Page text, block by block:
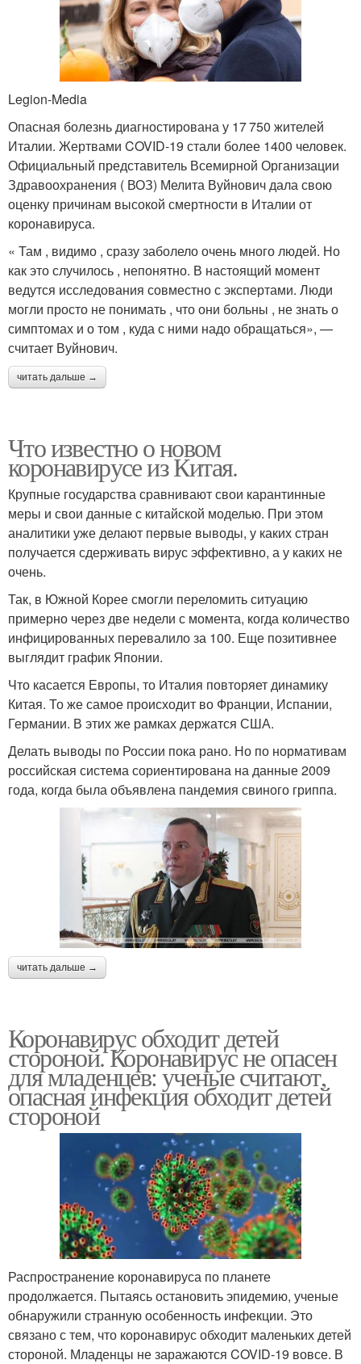
Legion-Media
Опасная болезнь диагностирована у 17 750 жителей
Италии. Жертвами COVID-19 стали более 1400 человек.
Официальный представитель Всемирной Организации
Здравоохранения ( ВОЗ) Мелита Вуйнович дала свою
оценку причинам высокой смертности в Италии от
коронавируса.
« Там , видимо , сразу заболело очень много людей. Но
как это случилось , непонятно. В настоящий момент
ведутся исследования совместно с экспертами. Люди
могли просто не понимать , что они больны , не знать о
симптомах и о том , куда с ними надо обращаться», —
считает Вуйнович.
читать дальше →
Что известно о новом
коронавирусе из Китая.
Крупные государства сравнивают свои карантинные
меры и свои данные с китайской моделью. При этом
аналитики уже делают первые выводы, у каких стран
получается сдерживать вирус эффективно, а у каких не
очень.
Так, в Южной Корее смогли переломить ситуацию
примерно через две недели с момента, когда количество
инфицированных перевалило за 100. Еще позитивнее
выглядит график Японии.
Что касается Европы, то Италия повторяет динамику
Китая. То же самое происходит во Франции, Испании,
Германии. В этих же рамках держатся США.
Делать выводы по России пока рано. Но по нормативам
российская система сориентирована на данные 2009
года, когда была объявлена пандемия свиного гриппа.
читать дальше →
Коронавирус обходит детей
стороной. Коронавирус не опасен
для младенцев: ученые считают,
опасная инфекция обходит детей
стороной
Распространение коронавируса по планете
продолжается. Пытаясь остановить эпидемию, ученые
обнаружили странную особенность инфекции. Это
связано с тем, что коронавирус обходит маленьких детей
стороной. Младенцы не заражаются COVID-19 вовсе. В